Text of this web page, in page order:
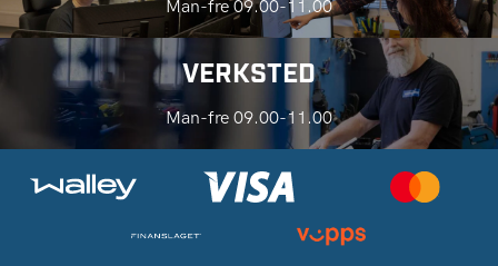
Man-fre 09.00-11.00
VERKSTED
Man-fre 09.00-11.00